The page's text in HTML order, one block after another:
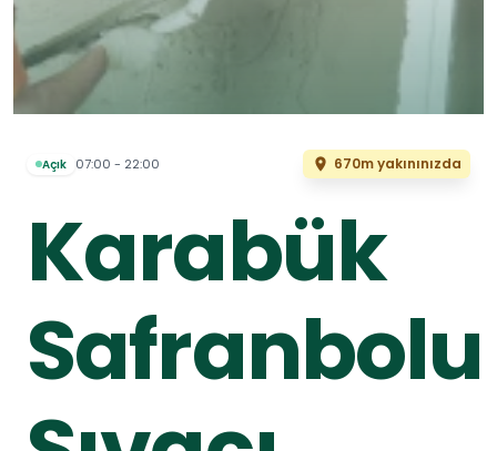
Açık 07:00 - 22:00 670m yakınınızda
Karabük
Safranbolu